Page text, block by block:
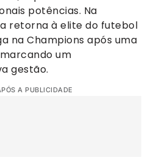
potências. Na
retorna à elite do futebol
na Champions após uma
um
gestão.
A PUBLICIDADE